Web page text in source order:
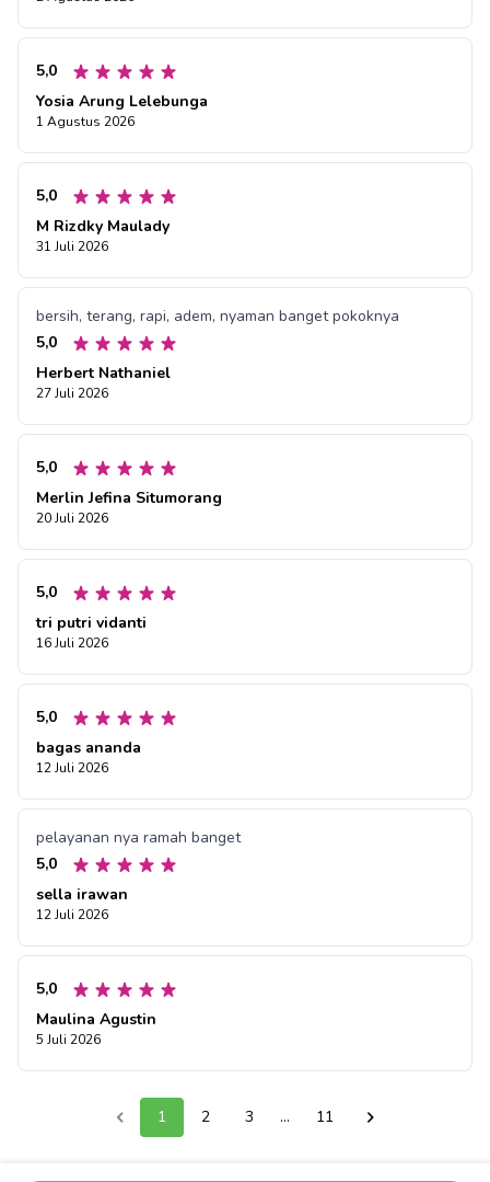
5,0
Yosia Arung Lelebunga
1 Agustus 2026
5,0
M Rizdky Maulady
31 Juli 2026
bersih, terang, rapi, adem, nyaman banget pokoknya
5,0
Herbert Nathaniel
27 Juli 2026
5,0
Merlin Jefina Situmorang
20 Juli 2026
5,0
tri putri vidanti
16 Juli 2026
5,0
bagas ananda
12 Juli 2026
pelayanan nya ramah banget
5,0
sella irawan
12 Juli 2026
5,0
Maulina Agustin
5 Juli 2026
1 2 3 ... 11